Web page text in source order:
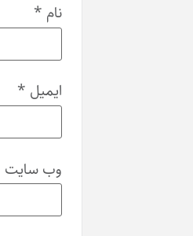
نام *
ایمیل *
وب‌ سایت